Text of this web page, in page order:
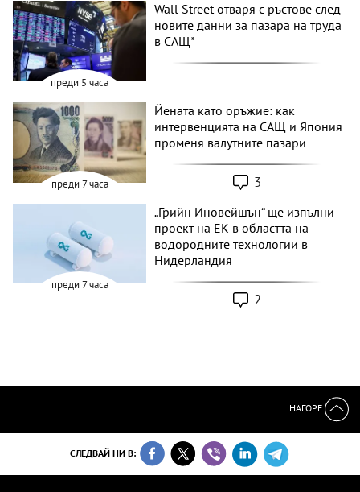
преди 5 часа
Wall Street отваря с ръстове след
новите данни за пазара на труда
в САЩ*
преди 7 часа
Йената като оръжие: как
интервенцията на САЩ и Япония
променя валутните пазари
3
преди 7 часа
„Грийн Иновейшън“ ще изпълни
проект на ЕК в областта на
водородните технологии в
Нидерландия
2
НАГОРЕ
СЛЕДВАЙ НИ В: